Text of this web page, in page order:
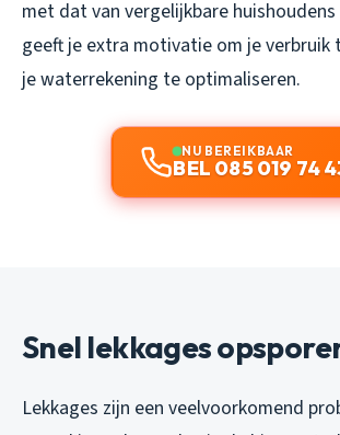
met dat van vergelijkbare
geeft je extra motivatie om je verbruik
je waterrekening te optimaliseren.
NU BEREIKBAAR
BEL 085 019 74
Snel lekkages
Lekkages zijn een veelvoorkomend